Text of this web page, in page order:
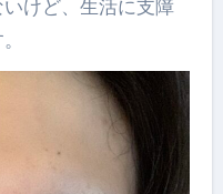
けど、生活に支障